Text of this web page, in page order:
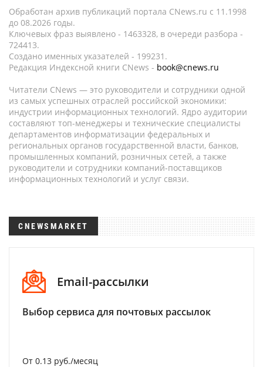
Обработан архив публикаций портала CNews.ru c 11.1998
до 08.2026 годы.
Ключевых фраз выявлено - 1463328, в очереди разбора -
724413.
Создано именных указателей - 199231.
Редакция Индексной книги CNews - book@cnews.ru
Читатели CNews — это руководители и сотрудники одной
из самых успешных отраслей российской экономики:
индустрии информационных технологий. Ядро аудитории
составляют топ-менеджеры и технические специалисты
департаментов информатизации федеральных и
региональных органов государственной власти, банков,
промышленных компаний, розничных сетей, а также
руководители и сотрудники компаний-поставщиков
информационных технологий и услуг связи.
CNEWSMARKET
Email-рассылки
Выбор сервиса для почтовых рассылок
От 0.13 руб./месяц